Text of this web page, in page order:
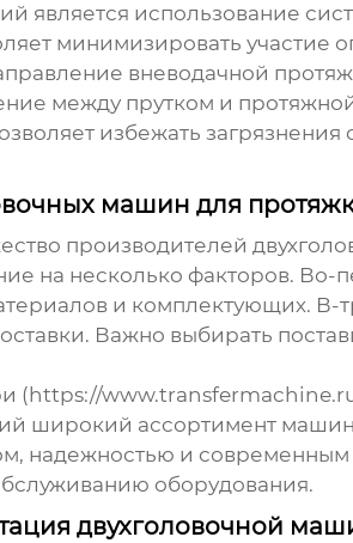
является использование
минимизировать участие
вневодачной
между прутком и
избежать
машин для
производителей
на несколько факторов. Во-
и комплектующих.
Важно выбирать
широкий ассортимент
надежностью и
оборудования.
двухголовочной